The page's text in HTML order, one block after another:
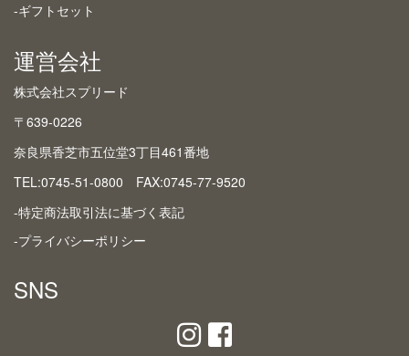
-ギフトセット
運営会社
株式会社スプリード
〒639-0226
奈良県香芝市五位堂3丁目461番地
TEL:0745-51-0800 FAX:0745-77-9520
-特定商法取引法に基づく表記
-プライバシーポリシー
SNS